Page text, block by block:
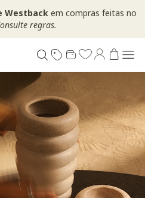
Westback em compras feitas no
regras.